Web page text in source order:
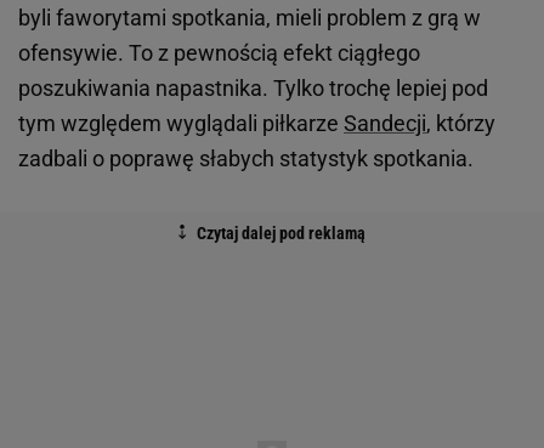
byli faworytami spotkania, mieli problem z grą w
ofensywie. To z pewnością efekt ciągłego
poszukiwania napastnika. Tylko trochę lepiej pod
tym względem wyglądali piłkarze Sandecji, którzy
zadbali o poprawę słabych statystyk spotkania.